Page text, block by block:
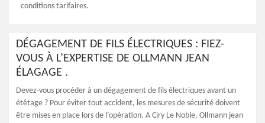
conditions tarifaires.
DÉGAGEMENT DE FILS ÉLECTRIQUES : FIEZ-
VOUS À L’EXPERTISE DE OLLMANN JEAN
ÉLAGAGE .
Devez-vous procéder à un dégagement de fils électriques avant un
étêtage ? Pour éviter tout accident, les mesures de sécurité doivent
être mises en place lors de l’opération. A Ciry Le Noble, Ollmann jean